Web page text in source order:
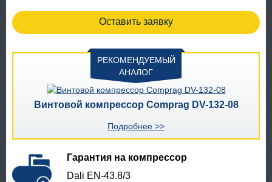
Оставить заявку
РЕКОМЕНДУЕМЫЙ
АНАЛОГ
Винтовой компрессор Comprag DV-132-08
Подробнее >>
Гарантия на компрессор
Dali EN-43.8/3